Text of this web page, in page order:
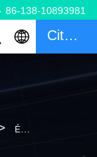
86-138-10893981
Citation
Épaisseur De Cylindre 10 ± 1 Mm Système De Boulonnage Motorisé Traitement Anticorrosion Et Finition De Couleur RAL